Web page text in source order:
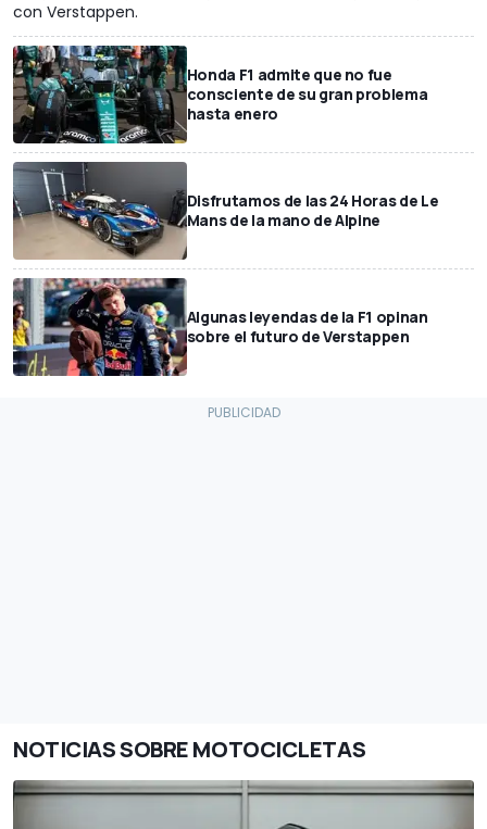
con Verstappen.
Honda F1 admite que no fue
consciente de su gran problema
hasta enero
Disfrutamos de las 24 Horas de Le
Mans de la mano de Alpine
Algunas leyendas de la F1 opinan
sobre el futuro de Verstappen
NOTICIAS SOBRE MOTOCICLETAS